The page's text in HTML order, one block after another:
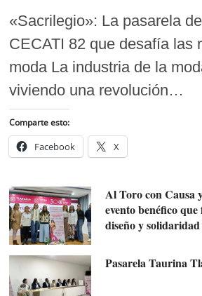
«Sacrilegio»: La pasarela
CECATI 82 que desafía las
moda La industria de la
viviendo una revolución…
Comparte esto:
Facebook X
Al Toro con Causa
evento benéfico
diseño y solidaridad
Pasarela Taurina